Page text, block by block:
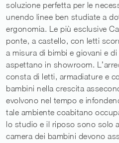
soluzione perfetta per le
unendo linee ben studiate a
ergonomia. Le più esclusive
ponte, a castello, con letti
a misura di bimbi e giovani e
aspettano in showroom.
consta di letti, armadiature e
bambini nella crescita
evolvono nel tempo e
tale ambiente coabitano
lo studio e il riposo sono solo
camera dei bambini devono